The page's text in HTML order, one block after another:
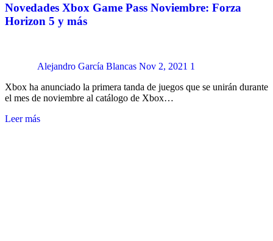
Novedades Xbox Game Pass Noviembre: Forza
Horizon 5 y más
Alejandro García Blancas Nov 2, 2021 1
Xbox ha anunciado la primera tanda de juegos que se unirán durante
el mes de noviembre al catálogo de Xbox…
Leer más